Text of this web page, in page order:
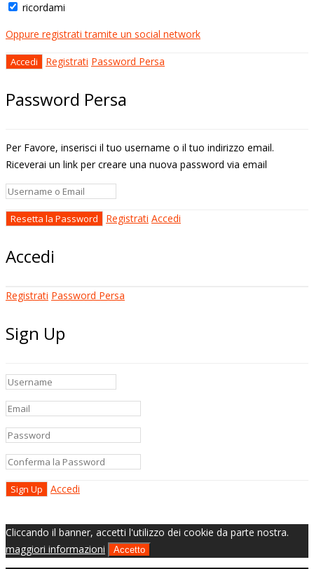
ricordami
Oppure registrati tramite un social network
Registrati Password Persa
Password Persa
Per Favore, inserisci il tuo username o il tuo indirizzo email.
Riceverai un link per creare una nuova password via email
Registrati Accedi
Accedi
Registrati Password Persa
Sign Up
Accedi
Cliccando il banner, accetti l'utilizzo dei cookie da parte nostra.
maggiori informazioni
Accetto